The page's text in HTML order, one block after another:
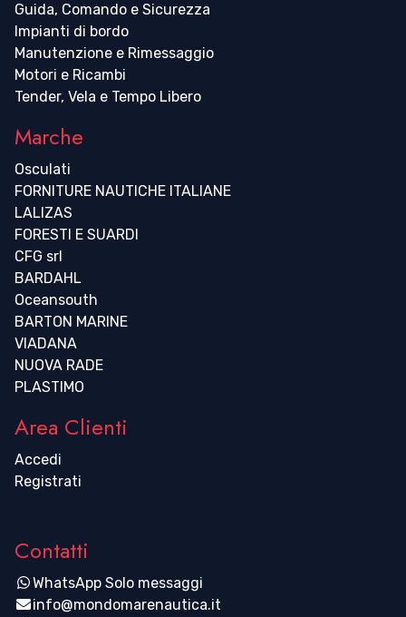
Guida, Comando e Sicurezza
Impianti di bordo
Manutenzione e Rimessaggio
Motori e Ricambi
Tender, Vela e Tempo Libero
Marche
Osculati
FORNITURE NAUTICHE ITALIANE
LALIZAS
FORESTI E SUARDI
CFG srl
BARDAHL
Oceansouth
BARTON MARINE
VIADANA
NUOVA RADE
PLASTIMO
Area Clienti
Accedi
Registrati
Contatti
WhatsApp Solo messaggi
info@mondomarenautica.it